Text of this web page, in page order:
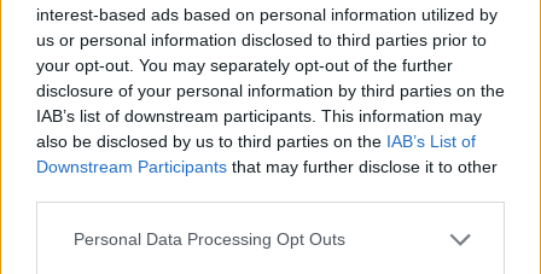
interest-based ads based on personal information utilized by
us or personal information disclosed to third parties prior to
your opt-out. You may separately opt-out of the further
disclosure of your personal information by third parties on the
IAB’s list of downstream participants. This information may
also be disclosed by us to third parties on the IAB’s List of
Downstream Participants that may further disclose it to other
Personal Data Processing Opt Outs
Názov Chrám zlatých banánov
Ikona
(h)
168:00